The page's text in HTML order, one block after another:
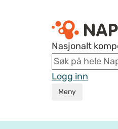
Nasjonalt
Logg inn
Meny